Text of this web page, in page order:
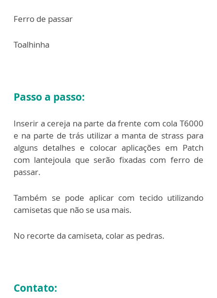
Ferro de passar
Toalhinha
Passo a passo:
Inserir a cereja na parte da frente com cola T6000
e na parte de trás utilizar a manta de strass para
alguns detalhes e colocar aplicações em Patch
com lantejoula que serão fixadas com ferro de
passar.
Também se pode aplicar com tecido utilizando
camisetas que não se usa mais.
No recorte da camiseta, colar as pedras.
Contato: